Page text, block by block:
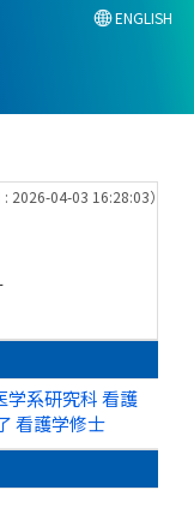
ENGLISH
: 2026-04-03 16:28:03）
学系研究科 看護
看護学修士